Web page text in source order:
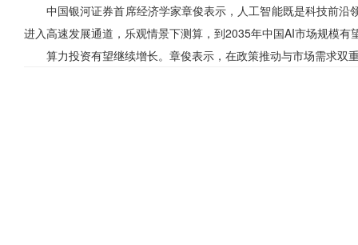
中国银河证券首席经济学家章俊表示，人工智能既是科技前
进入高速发展通道，乐观情景下测算，到2035年中国AI市场规模有
算力投资有望继续增长。章俊表示，在政策推动与市场需求